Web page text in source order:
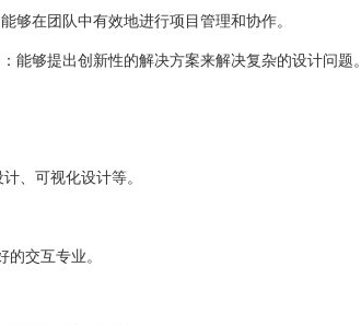
够在团队中有效地进行项目管理和协作。
能够提出创新性的解决方案来解决复杂的设计问题。
、可视化设计等。
的交互专业。